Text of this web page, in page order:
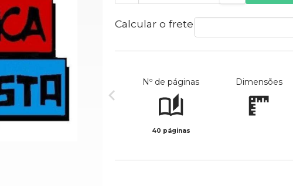
Calcular o frete
Nº de páginas
40 páginas
Dimensões